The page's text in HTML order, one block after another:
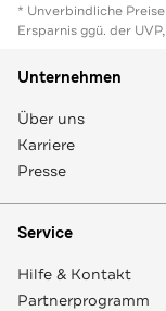
* Unverbindliche
Ersparnis ggü. der
Unternehmen
Über uns
Karriere
Presse
Service
Hilfe & Kontakt
Partnerprogramm